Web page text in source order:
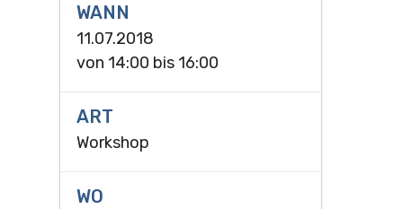
WANN
11.07.2018
von 14:00 bis 16:00
ART
Workshop
WO